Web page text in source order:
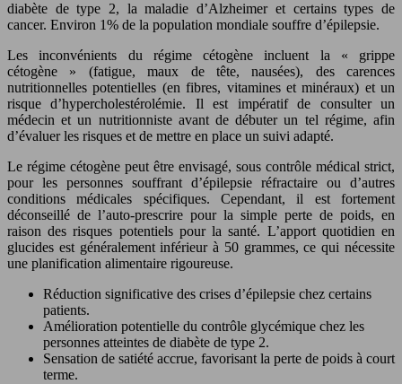
diabète de type 2, la maladie d’Alzheimer et certains types de
cancer. Environ 1% de la population mondiale souffre d’épilepsie.
Les inconvénients du régime cétogène incluent la « grippe
cétogène » (fatigue, maux de tête, nausées), des carences
nutritionnelles potentielles (en fibres, vitamines et minéraux) et un
risque d’hypercholestérolémie. Il est impératif de consulter un
médecin et un nutritionniste avant de débuter un tel régime, afin
d’évaluer les risques et de mettre en place un suivi adapté.
Le régime cétogène peut être envisagé, sous contrôle médical strict,
pour les personnes souffrant d’épilepsie réfractaire ou d’autres
conditions médicales spécifiques. Cependant, il est fortement
déconseillé de l’auto-prescrire pour la simple perte de poids, en
raison des risques potentiels pour la santé. L’apport quotidien en
glucides est généralement inférieur à 50 grammes, ce qui nécessite
une planification alimentaire rigoureuse.
Réduction significative des crises d’épilepsie chez certains
patients.
Amélioration potentielle du contrôle glycémique chez les
personnes atteintes de diabète de type 2.
Sensation de satiété accrue, favorisant la perte de poids à court
terme.